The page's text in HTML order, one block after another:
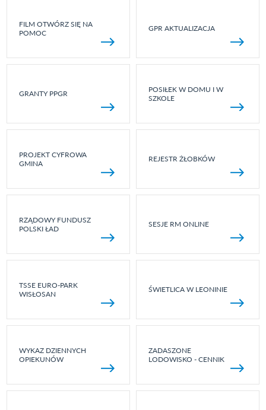
FILM OTWÓRZ SIĘ NA
POMOC
GPR AKTUALIZACJA
GRANTY PPGR
POSIŁEK W DOMU I W
SZKOLE
PROJEKT CYFROWA
GMINA
REJESTR ŻŁOBKÓW
RZĄDOWY FUNDUSZ
POLSKI ŁAD
SESJE RM ONLINE
TSSE EURO-PARK
WISŁOSAN
ŚWIETLICA W LEONINIE
WYKAZ DZIENNYCH
OPIEKUNÓW
ZADASZONE
LODOWISKO - CENNIK